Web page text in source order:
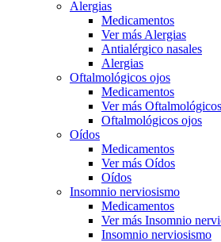
Alergias
Medicamentos
Ver más Alergias
Antialérgico nasales
Alergias
Oftalmológicos ojos
Medicamentos
Ver más
Oftalmológicos ojos
Oídos
Medicamentos
Ver más Oídos
Oídos
Insomnio nerviosismo
Medicamentos
Ver más Insomnio
Insomnio nerviosismo